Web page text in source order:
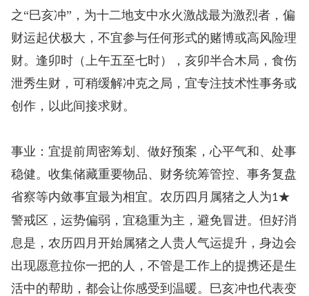
之“巳亥冲”，为十二地支中水火激战最为激烈者，偏
财运起伏极大，不宜参与任何形式的赌博或高风险理
财。逢卯时（上午五至七时），亥卯半合木局，食伤
泄秀生财，可稍缓解冲克之局，宜专注技术性事务或
创作，以此间接求财。
事业：宜提前周密筹划、做好预案，心平气和、处事
稳健。收集储藏重要物品、财务统筹管控、事务复盘
省察等内敛事宜最为相宜。农历四月属猪之人为1★
警戒区，运势偏弱，宜稳重为主，避免冒进。但好消
息是，农历四月开始属猪之人贵人气运提升，身边会
出现愿意拉你一把的人，不管是工作上的提携还是生
活中的帮助，都会让你感受到温暖。巳亥冲也代表变